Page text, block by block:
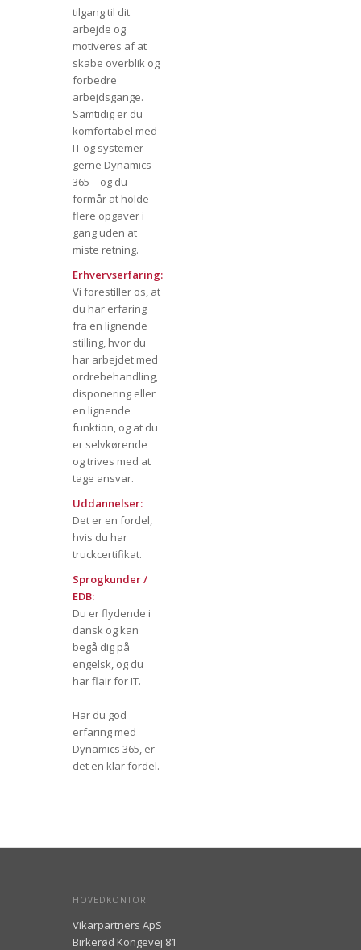
tilgang til dit
arbejde og
motiveres af at
skabe overblik og
forbedre
arbejdsgange.
Samtidig er du
komfortabel med
IT og systemer –
gerne Dynamics
365 – og du
formår at holde
flere opgaver i
gang uden at
miste retning.
Erhvervserfaring:
Vi forestiller os, at
du har erfaring
fra en lignende
stilling, hvor du
har arbejdet med
ordrebehandling,
disponering eller
en lignende
funktion, og at du
er selvkørende
og trives med at
tage ansvar.
Uddannelser:
Det er en fordel,
hvis du har
truckcertifikat.
Sprogkunder /
EDB:
Du er flydende i
dansk og kan
begå dig på
engelsk, og du
har flair for IT.
Har du god
erfaring med
Dynamics 365, er
det en klar fordel.
HOVEDKONTOR
Vikarpartners ApS
Birkerød Kongevej 81